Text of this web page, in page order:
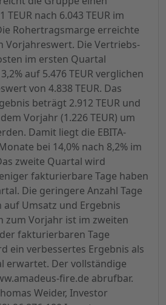
nach 6.043 TEUR im
Rohertragsmarge erreichte
Vorjahreswert. Die Vertriebs-
im ersten Quartal
auf 5.476 TEUR verglichen
von 4.838 TEUR. Das
beträgt 2.912 TEUR und
Vorjahr (1.226 TEUR) um
Damit liegt die EBITA-
bei 14,0% nach 8,2% im
zweite Quartal wird
fakturierbare Tage haben
Die geringere Anzahl Tage
Umsatz und Ergebnis
zum Vorjahr ist im zweiten
fakturierbaren Tage
ein verbessertes Ergebnis als
erwartet. Der vollständige
fire.de abrufbar.
Weider, Investor